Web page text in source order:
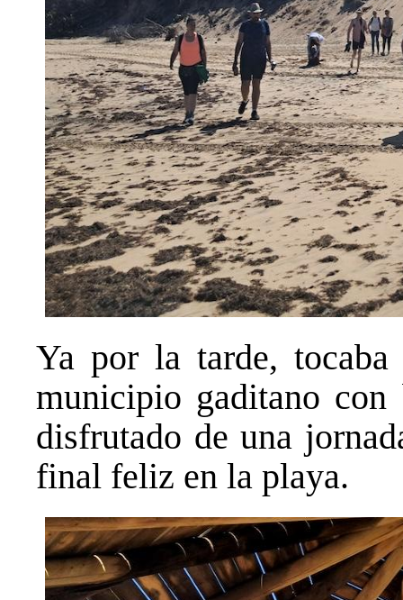
Ya por la tarde,
municipio gaditano con
disfrutado de una
final feliz en la playa.